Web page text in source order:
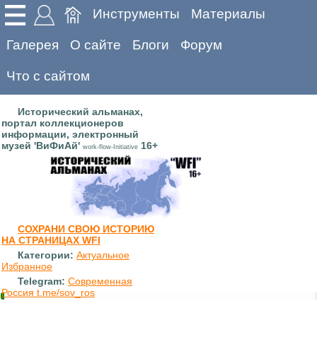
Инструменты Материалы
Галерея О сайте Блоги Форум
Что с сайтом
Исторический альманах,
портал коллекционеров
информации, электронный
музей 'ВиФиАй' work-flow-Initiative 16+
СОХРАНИ СВОЮ ИСТОРИЮ
НА СТРАНИЦАХ WFI
Категории: Актуальное
Избранное
Telegram: Современная
Россия t.me/sov_ros